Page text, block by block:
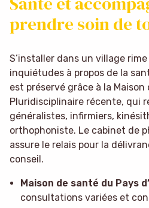
prendre soin de
S’installer dans un village
inquiétudes à propos de la
est préservé grâce à la Maison
Pluridisciplinaire récente, qui
généralistes, infirmiers,
orthophoniste. Le cabinet de
assure le relais pour la
conseil.
Maison de santé du Pays
consultations variées et